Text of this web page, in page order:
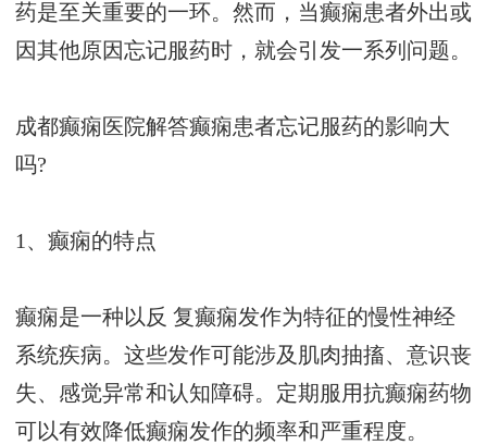
药是至关重要的一环。然而，当癫痫患者外出或
因其他原因忘记服药时，就会引发一系列问题。
成都癫痫医院解答癫痫患者忘记服药的影响大
吗?
1、癫痫的特点
癫痫是一种以反 复癫痫发作为特征的慢性神经
系统疾病。这些发作可能涉及肌肉抽搐、意识丧
失、感觉异常和认知障碍。定期服用抗癫痫药物
可以有效降低癫痫发作的频率和严重程度。